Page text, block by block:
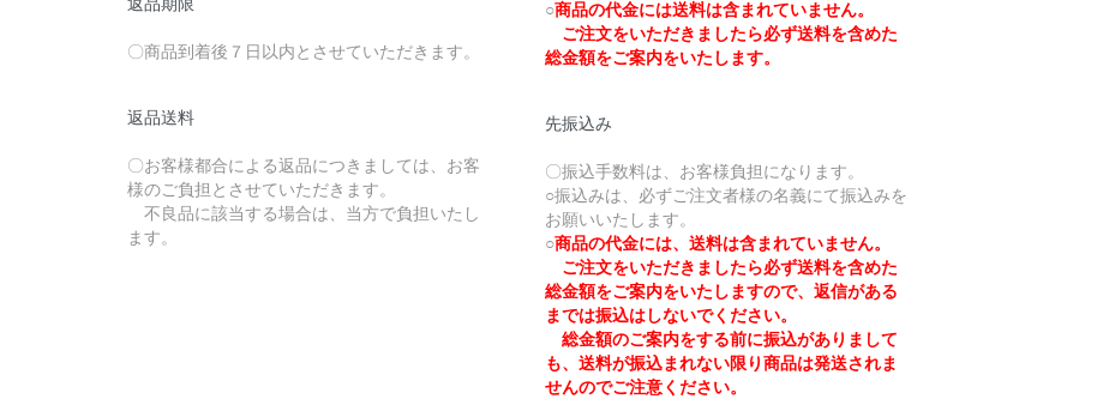
〇商品到着後７日以内とさせていただきます。
返品送料
〇お客様都合による返品につきましては、お客
様のご負担とさせていただきます。
不良品に該当する場合は、当方で負担いたし
ます。
○商品の代金には送料は含まれていません。
ご注文をいただきましたら必ず送料を含めた
総金額をご案内をいたします。
先振込み
〇振込手数料は、お客様負担になります。
○振込みは、必ずご注文者様の名義にて振込みを
お願いいたします。
○商品の代金には、送料は含まれていません。
ご注文をいただきましたら必ず送料を含めた
総金額をご案内をいたしますので、返信がある
までは振込はしないでください。
総金額のご案内をする前に振込がありまして
も、送料が振込まれない限り商品は発送されま
せんのでご注意ください。